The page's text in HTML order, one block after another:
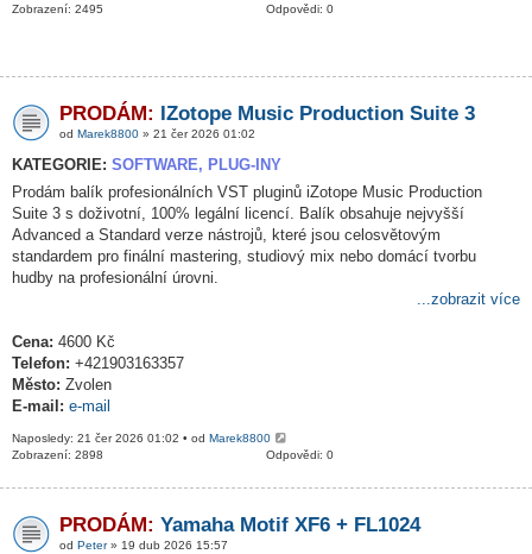
Odpovědi: 0
Zobrazení: 2495
PRODÁM: IZotope Music Production Suite 3
od Marek8800 » 21 čer 2026 01:02
KATEGORIE: SOFTWARE, PLUG-INY
Prodám balík profesionálních VST pluginů iZotope Music Production
Suite 3 s doživotní, 100% legální licencí. Balík obsahuje nejvyšší
Advanced a Standard verze nástrojů, které jsou celosvětovým
standardem pro finální mastering, studiový mix nebo domácí tvorbu
hudby na profesionální úrovni.
...zobrazit více
Cena: 4600 Kč
Telefon: +421903163357
Město: Zvolen
E-mail: e-mail
Naposledy: 21 čer 2026 01:02 • od Marek8800
Odpovědi: 0
Zobrazení: 2898
PRODÁM: Yamaha Motif XF6 + FL1024
od Peter» 19 dub 2026 15:57